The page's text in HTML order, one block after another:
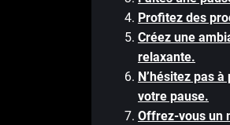
Profitez des
Créez une
relaxante.
N’hésitez pas
votre pause.
Offrez-vous un